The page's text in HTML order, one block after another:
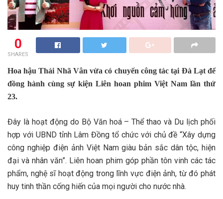
0
SHARES
Hoa hậu Thái Nhã Vân vừa có chuyến công tác tại Đà Lạt để
đồng hành cùng sự kiện Liên hoan phim Việt Nam lần thứ
23.
Đây là hoạt động do Bộ Văn hoá – Thể thao và Du lịch phối
hợp với UBND tỉnh Lâm Đồng tổ chức với chủ đề “Xây dựng
công nghiệp điện ảnh Việt Nam giàu bản sắc dân tộc, hiện
đại và nhân văn”. Liên hoan phim góp phần tôn vinh các tác
phẩm, nghệ sĩ hoạt động trong lĩnh vực điện ảnh, từ đó phát
huy tinh thần cống hiến của mọi người cho nước nhà.